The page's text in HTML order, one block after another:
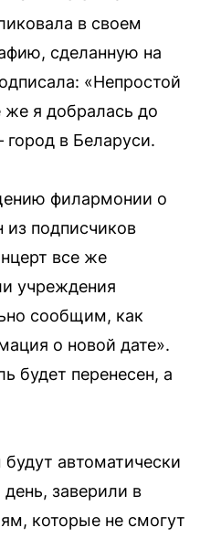
в своем
сделанную на
«Непростой
же я добралась до
в Беларуси.
филармонии о
из подписчиков
все же
учреждения
сообщим, как
о новой дате».
будет перенесен, а
автоматически
заверили в
которые не смогут